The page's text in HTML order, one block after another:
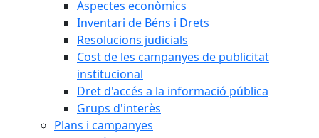
Aspectes econòmics
Inventari de Béns i Drets
Resolucions judicials
Cost de les campanyes de publicitat
institucional
Dret d'accés a la informació pública
Grups d'interès
Plans i campanyes